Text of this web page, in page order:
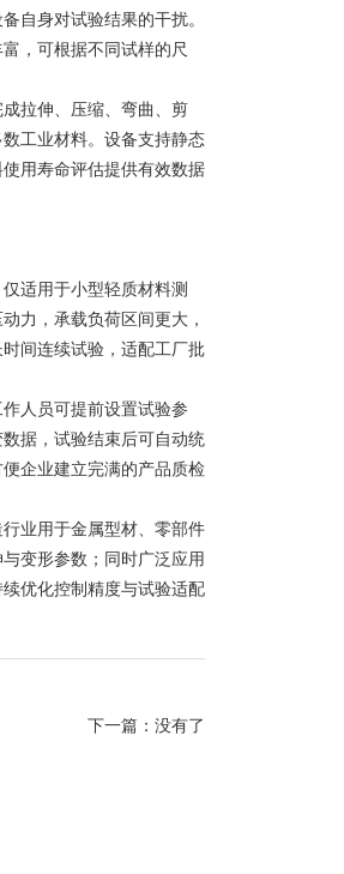
自身对试验结果的干扰。
，可根据不同试样的尺
拉伸、压缩、弯曲、剪
工业材料。设备支持静态
用寿命评估提供有效数据
适用于小型轻质材料测
力，承载负荷区间更大，
间连续试验，适配工厂批
人员可提前设置试验参
据，试验结束后可自动统
企业建立完满的产品质检
业用于金属型材、零部件
变形参数；同时广泛应用
优化控制精度与试验适配
下一篇：没有了